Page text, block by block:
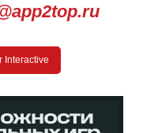
Interactive